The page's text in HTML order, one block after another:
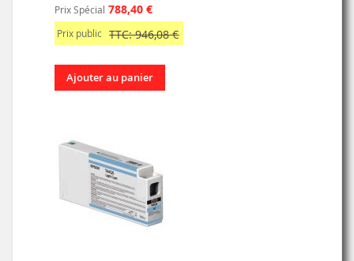
Prix Spécial 788,40 €
Prix public TTC: 946,08 €
Ajouter au panier